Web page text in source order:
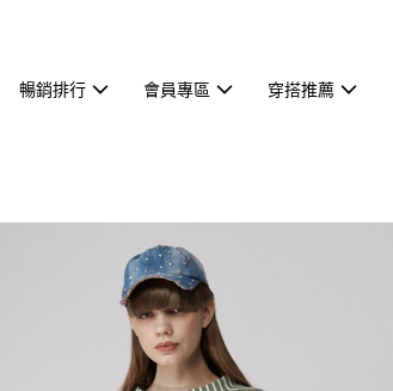
暢銷排行 會員專區 穿搭推薦